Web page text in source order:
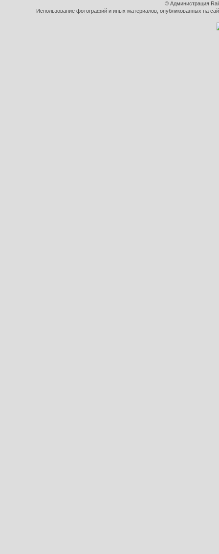
© Администрация
Использование фотографий и иных материалов, опубликованных на